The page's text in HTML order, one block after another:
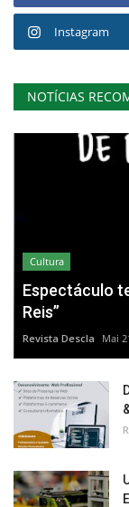
Instagram
NOTÍCIAS
Cultura
Espectáculo
Reis”
Revista Descla Mai